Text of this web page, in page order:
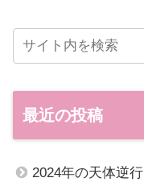
最近の投稿
2024年の天体逆